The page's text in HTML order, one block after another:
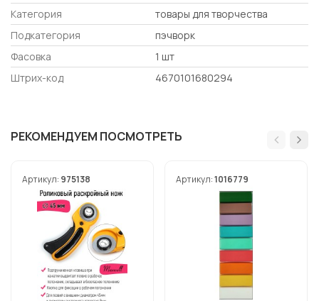
Категория
товары для творчества
Подкатегория
пэчворк
Фасовка
1 шт
Штрих-код
4670101680294
РЕКОМЕНДУЕМ ПОСМОТРЕТЬ
Артикул: 975138 Артикул:1016779